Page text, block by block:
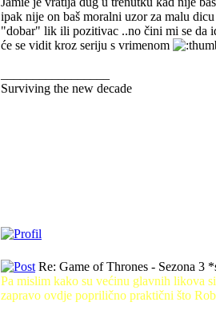
ipak nije on baš moralni uzor za malu
"dobar" lik ili pozitivac ..no čini mi se da
će se vidit kroz seriju s vrimenom
Surviving the new decade
Re: Game of Thrones - Sezona 3
Pa mislim kako su većinu glavnih likova
zapravo ovdje poprilično praktični što